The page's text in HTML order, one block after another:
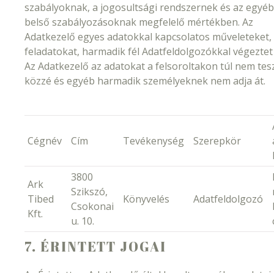
szabályoknak, a jogosultsági rendszernek és az egyéb
belső szabályozásoknak megfelelő mértékben. Az
Adatkezelő egyes adatokkal kapcsolatos műveleteket,
feladatokat, harmadik fél Adatfeldolgozókkal végeztet
Az Adatkezelő az adatokat a felsoroltakon túl nem
közzé és egyéb harmadik személyeknek nem adja át.
Cégnév Cím Tevékenység Szerepkör
Ark
Tibed
Kft.
3800
Szikszó,
Csokonai
u. 10.
Könyvelés Adatfeldolgozó
7. ÉRINTETT JOGAI